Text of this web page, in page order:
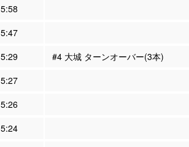
5:58
5:47
5:29
#4 大城 ターンオーバー(3本)
5:27
5:26
5:24